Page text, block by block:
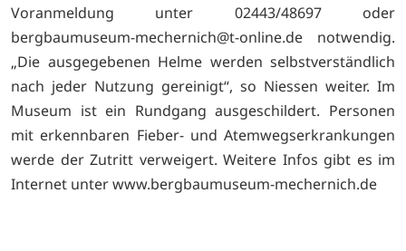
Voranmeldung unter 02443/48697 oder
bergbaumuseum-mechernich@t-online.de notwendig.
„Die ausgegebenen Helme werden selbstverständlich
nach jeder Nutzung gereinigt“, so Niessen weiter. Im
Museum ist ein Rundgang ausgeschildert. Personen
mit erkennbaren Fieber- und Atemwegserkrankungen
werde der Zutritt verweigert. Weitere Infos gibt es im
Internet unterwww.bergbaumuseum-mechernich.de